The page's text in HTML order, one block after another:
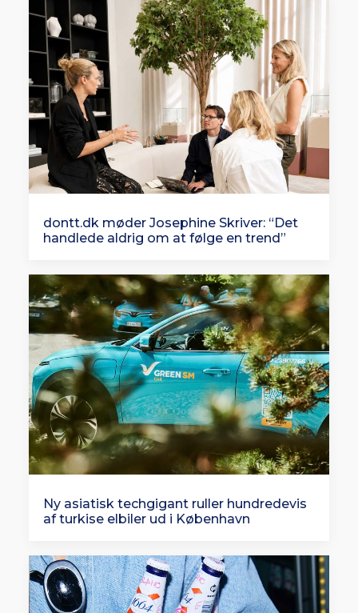
dontt.dk møder Josephine Skriver: “Det
handlede aldrig om at følge en trend”
Ny asiatisk techgigant ruller hundredevis
af turkise elbiler ud i København